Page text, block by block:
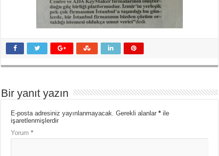
Bir yanıt yazın
E-posta adresiniz yayınlanmayacak. Gerekli alanlar* ile
işaretlenmişlerdir
Yorum*